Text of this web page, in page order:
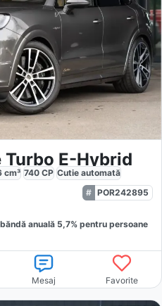
Turbo E-Hybrid
cm³ 740 CP Cutie automată
POR242895
anuală 5,7% pentru persoane
Mesaj Favorite